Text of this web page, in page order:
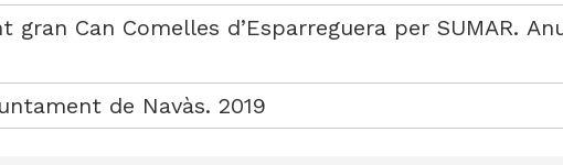
Can Comelles d’Esparreguera per SUMAR.
de Navàs. 2019